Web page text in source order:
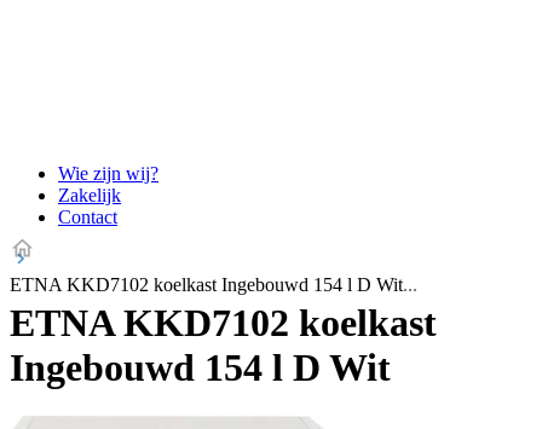
Wie zijn wij?
Zakelijk
Contact
ETNA KKD7102 koelkast Ingebouwd 154 l D Wit
ETNA KKD7102 koelkast
Ingebouwd 154 l D Wit